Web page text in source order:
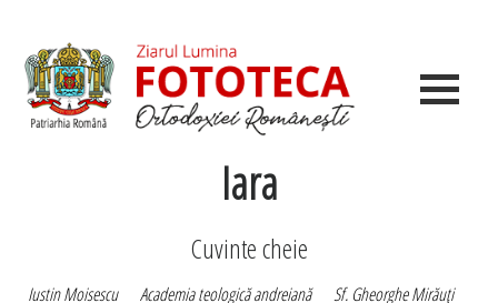
Iara
Cuvinte cheie
Iustin Moisescu Academia teologică andreiană
Sf. Gheorghe Mirăuţi